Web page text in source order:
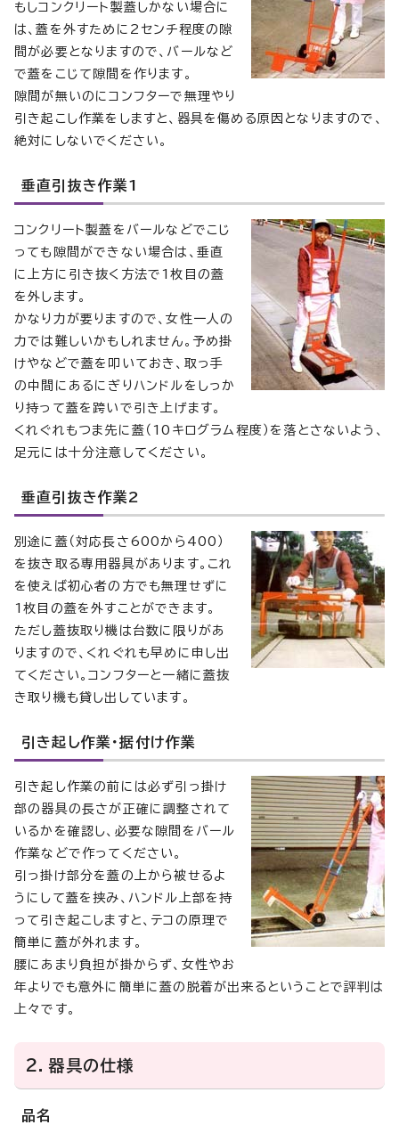
もしコンクリート製蓋しかない場合に
は、蓋を外すために2センチ程度の隙
間が必要となりますので、バールなど
で蓋をこじて隙間を作ります。
隙間が無いのにコンフターで無理やり
引き起こし作業をしますと、器具を傷める原因となりますので、
絶対にしないでください。
垂直引抜き作業1
コンクリート製蓋をバールなどでこじ
っても隙間ができない場合は、垂直
に上方に引き抜く方法で1枚目の蓋
を外します。
かなり力が要りますので、女性一人の
力では難しいかもしれません。予め掛
けやなどで蓋を叩いておき、取っ手
の中間にあるにぎりハンドルをしっか
り持って蓋を跨いで引き上げます。
くれぐれもつま先に蓋（10キログラム程度）を落とさないよう、
足元には十分注意してください。
垂直引抜き作業2
別途に蓋（対応長さ600から400）
を抜き取る専用器具があります。これ
を使えば初心者の方でも無理せずに
1枚目の蓋を外すことができます。
ただし蓋抜取り機は台数に限りがあ
りますので、くれぐれも早めに申し出
てください。コンフターと一緒に蓋抜
き取り機も貸し出しています。
引き起し作業・据付け作業
引き起し作業の前には必ず引っ掛け
部の器具の長さが正確に調整されて
いるかを確認し、必要な隙間をバール
作業などで作ってください。
引っ掛け部分を蓋の上から被せるよ
うにして蓋を挟み、ハンドル上部を持
って引き起こしますと、テコの原理で
簡単に蓋が外れます。
腰にあまり負担が掛からず、女性やお
年よりでも意外に簡単に蓋の脱着が出来るということで評判は
上々です。
2．器具の仕様
品名